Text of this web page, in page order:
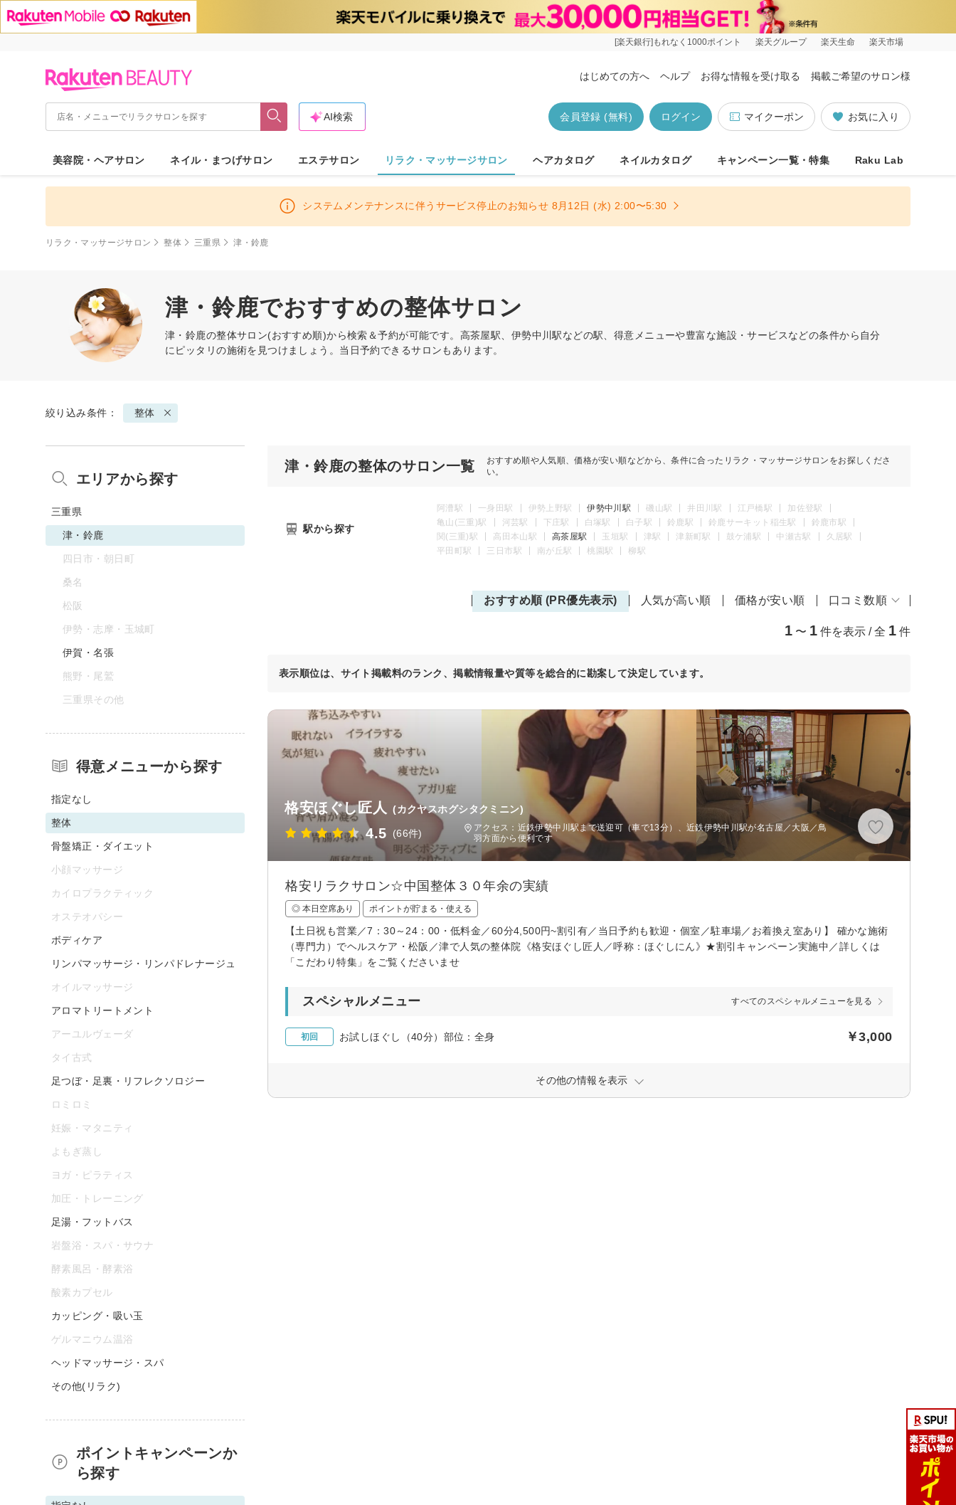
[楽天銀行]もれなく1000ポイント 楽天グループ 楽天生命 楽天市場
はじめての方へ ヘルプ お得な情報を受け取る 掲載ご希望のサロン様
お気に入り
マイクーポン
ログイン
会員登録 (無料)
AI検索
美容院・ヘアサロン ネイル・まつげサロン エステサロン リラク・マッサージサロン ヘアカタログ ネイルカタログ キャンペーン一覧・特集 Raku Lab
システムメンテナンスに伴うサービス停止のお知らせ 8月12日 (水) 2:00〜5:30
リラク・マッサージサロン 整体 三重県 津・鈴鹿
津・鈴鹿でおすすめの整体サロン
津・鈴鹿の整体サロン(おすすめ順)から検索＆予約が可能です。高茶屋駅、伊勢中川駅などの駅、得意メニューや豊富な施設・サービスなどの条件から自分
にピッタリの施術を見つけましょう。当日予約できるサロンもあります。
絞り込み条件： 整体
津・鈴鹿の整体のサロン一覧
おすすめ順や人気順、価格が安い順などから、条件に合ったリラク・マッサージサロンをお探しくださ
い。
駅から探す
阿漕駅 一身田駅 伊勢上野駅 伊勢中川駅 磯山駅 井田川駅 江戸橋駅
加佐登駅
亀山(三重)駅
河芸駅 下庄駅 白塚駅 白子駅 鈴鹿駅 鈴鹿サーキット稲生駅
鈴鹿市駅
関(三重)駅
高田本山駅 高茶屋駅 玉垣駅 津駅 津新町駅 鼓ケ浦駅 中瀬古駅
久居駅
平田町駅
三日市駅 南が丘駅 桃園駅 柳駅
おすすめ順 (PR優先表示) 人気が高い順 価格が安い順 口コミ数順
1 〜 1 件を表示 / 全 1 件
表示順位は、サイト掲載料のランク、掲載情報量や質等を総合的に勘案して決定しています。
格安ほぐし匠人 (カクヤスホグシタクミニン)
4.5 (66件)
アクセス：近鉄伊勢中川駅まで送迎可（車で13分）、近鉄伊勢中川駅が名古屋／大阪／鳥
羽方面から便利です
格安リラクサロン☆中国整体３０年余の実績
◎ 本日空席あり ポイントが貯まる・使える
【土日祝も営業／7：30～24：00・低料金／60分4,500円~割引有／当日予約も歓迎・個室／駐車場／お着換え室あり】 確かな施術
（専門力）でヘルスケア・松阪／津で人気の整体院《格安ほぐし匠人／呼称：ほぐしにん》★割引キャンペーン実施中／詳しくは
「こだわり特集」をご覧くださいませ
スペシャルメニュー すべてのスペシャルメニューを見る
初回 お試しほぐし（40分）部位：全身 ￥3,000
その他の情報を表示
エリアから探す
三重県
津・鈴鹿
四日市・朝日町
桑名
松阪
伊勢・志摩・玉城町
伊賀・名張
熊野・尾鷲
三重県その他
得意メニューから探す
指定なし
整体
骨盤矯正・ダイエット
小顔マッサージ
カイロプラクティック
オステオパシー
ボディケア
リンパマッサージ・リンパドレナージュ
オイルマッサージ
アロマトリートメント
アーユルヴェーダ
タイ古式
足つぼ・足裏・リフレクソロジー
ロミロミ
妊娠・マタニティ
よもぎ蒸し
ヨガ・ピラティス
加圧・トレーニング
足湯・フットバス
岩盤浴・スパ・サウナ
酵素風呂・酵素浴
酸素カプセル
カッピング・吸い玉
ゲルマニウム温浴
ヘッドマッサージ・スパ
その他(リラク)
ポイントキャンペーンか
ら探す